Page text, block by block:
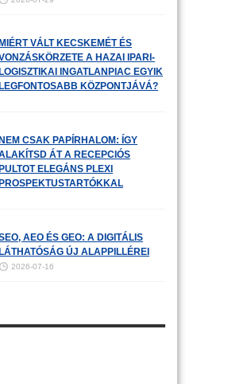
MIÉRT VÁLT KECSKEMÉT ÉS
A HAZAI IPARI-
LOGISZTIKAI INGATLANPIAC EGYIK
LEGFONTOSABB KÖZPONTJÁVÁ?
NEM CSAK PAPÍRHALOM: ÍGY
ÁT A RECEPCIÓS
PULTOT ELEGÁNS PLEXI
PROSPEKTUSTARTÓKKAL
AEO ÉS GEO: A DIGITÁLIS
LÁTHATÓSÁG ÚJ ALAPPILLÉREI
2026-07-16